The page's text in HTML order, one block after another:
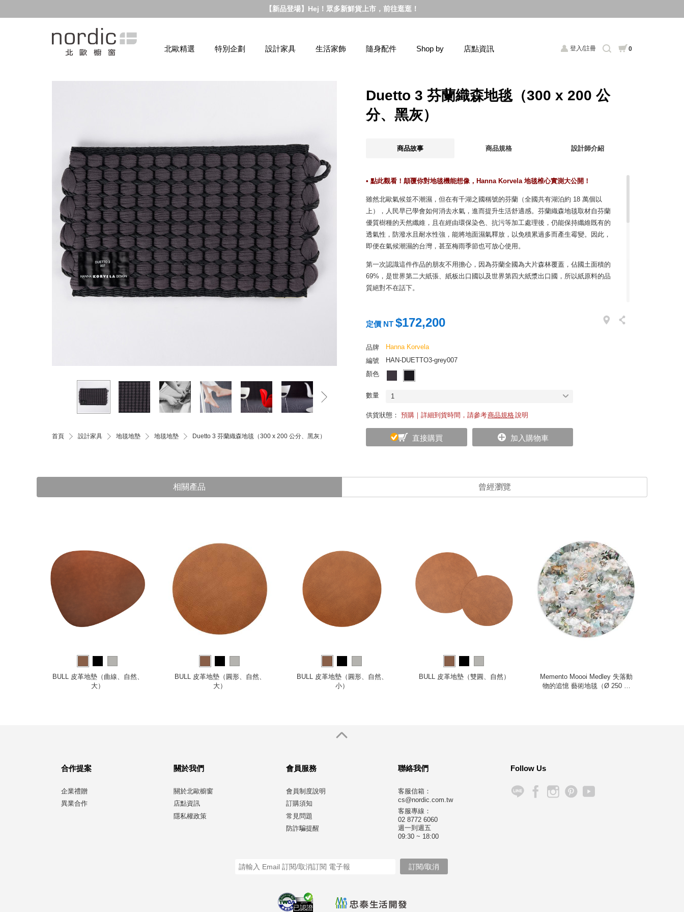
【新品登場】Hej！眾多新鮮貨上市，前往逛逛！
登入/註冊 0
北歐精選 特別企劃 設計家具 生活家飾 隨身配件 Shop by 店點資訊
首頁 設計家具 地毯地墊 地毯地墊 Duetto 3 芬蘭織森地毯（300 x 200 公分、黑灰）
Duetto 3 芬蘭織森地毯（300 x 200 公
分、黑灰）
商品故事 商品規格 設計師介紹
• 點此觀看！顛覆你對地毯機能想像，Hanna Korvela 地毯椎心實測大公開！
雖然北歐氣候並不潮濕，但在有千湖之國稱號的芬蘭（全國共有湖泊約 18 萬個以
上），人民早已學會如何消去水氣，進而提升生活舒適感。芬蘭織森地毯取材自芬蘭
優質樹種的天然纖維，且在經由環保染色、抗污等加工處理後，仍能保持纖維既有的
透氣性，防潑水且耐水性強，能將地面濕氣釋放，以免積累過多而產生霉變。因此，
即便在氣候潮濕的台灣，甚至梅雨季節也可放心使用。
第一次認識這件作品的朋友不用擔心，因為芬蘭全國為大片森林覆蓋，佔國土面積的
69%，是世界第二大紙張、紙板出口國以及世界第四大紙漿出口國，所以紙原料的品
質絕對不在話下。
交互相織，除能保有地毯的踩踏觸感外，也間接提升了強韌度而更為耐用，不用擔心
翹邊變形。不僅雙面可用，也不必煩惱諸如容易吸附灰塵、刮傷、起毛絮以及卡汙垢
汁，或留下食物殘渣、毛屑油污等，但此後，你只需輕輕抖落地毯或使用吸塵器即
可，可說是國內居家最合用的作品。
踏上芬蘭之土 - 經緯編織的樸實之色
SISU 精神是芬蘭文化最重要生活方式，意指保持意志、決心、毅力與理性地面對逆
塵埃般微小的美好。她敏銳細緻地洞悉其由自然地貌而生的和諧之美，再由簡單卻驚
人的規律編織工藝，清晰地表現出芬蘭大地般的樸實色韻。
置放於客廳、床邊或書房的加強居家空間感，這樣費時費工的純手工編織作品，代表
．100% 棉與紙纖捻繩，耐潮濕且不易積塵，保持空間乾淨。
材質經抗汙處理，日常保潔只要掀起再輕輕抖落。
定價 NT $172,200
品牌
Hanna Korvela
編號
HAN-DUETTO3-grey007
顏色
數量 1
供貨狀態： 預購｜詳細到貨時間，請參考商品規格說明
直接購買 加入購物車
相關產品 曾經瀏覽
BULL 皮革地墊（曲線、自然、
大）
BULL 皮革地墊（圓形、自然、
大）
BULL 皮革地墊（圓形、自然、
小）
BULL 皮革地墊（雙圓、自然）
Memento Moooi Medley 失落動
物的追憶 藝術地毯（Ø 250 公
合作提案
企業禮贈
異業合作
關於我們
關於北歐櫥窗
店點資訊
隱私權政策
會員服務
會員制度說明
訂購須知
常見問題
防詐騙提醒
聯絡我們
客服信箱：
cs@nordic.com.tw
客服專線：
02 8772 6060
週一到週五
09:30 ~ 18:00
Follow Us
已認證